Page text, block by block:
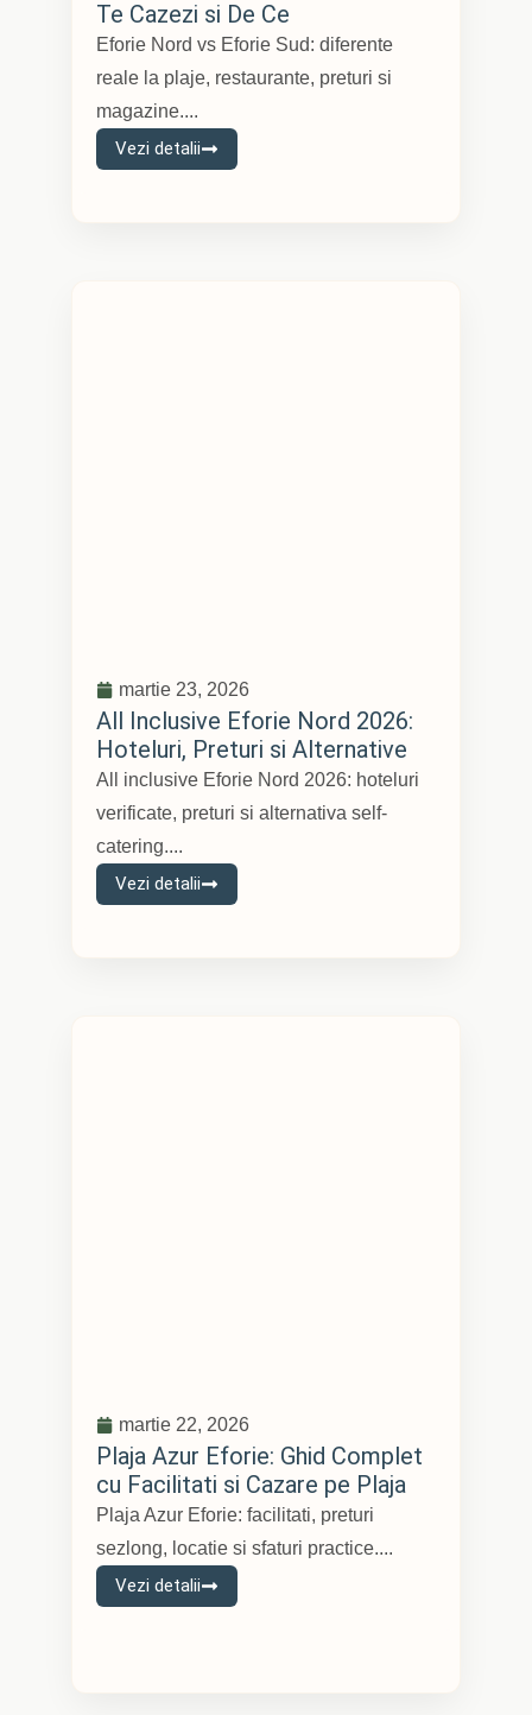
Te Cazezi si De Ce
Eforie Nord vs Eforie Sud: diferente
reale la plaje, restaurante, preturi si
magazine....
Vezi detalii
martie 23, 2026
All Inclusive Eforie Nord 2026:
Hoteluri, Preturi si Alternative
All inclusive Eforie Nord 2026: hoteluri
verificate, preturi si alternativa self-
catering....
Vezi detalii
martie 22, 2026
Plaja Azur Eforie: Ghid Complet
cu Facilitati si Cazare pe Plaja
Plaja Azur Eforie: facilitati, preturi
sezlong, locatie si sfaturi practice....
Vezi detalii